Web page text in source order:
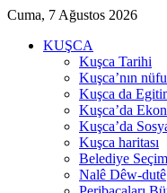
Cuma, 7 Ağustos 2026
KUŞCA
Kuşca Tarihi
Kuşca’nın
Kuşca da
Kuşca’da
Kuşca’da
Kuşca haritası
Belediye
Nalê Dêw-dutê